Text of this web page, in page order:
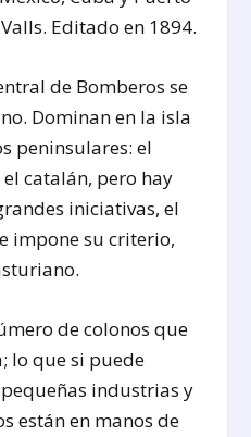
Editado en 1894.
de Bomberos se
Dominan en la isla
peninsulares: el
catalán, pero hay
iniciativas, el
impone su criterio,
de colonos que
lo que si puede
industrias y
están en manos de